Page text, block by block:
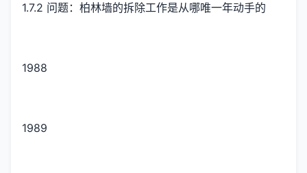
1.7.2 问题：柏林墙的拆除工作是从哪唯一年动手的
1988
1989